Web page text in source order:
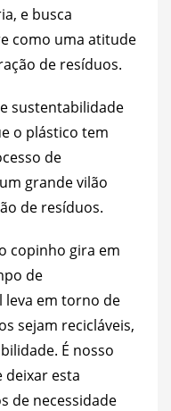
e busca
como uma atitude
de resíduos.
sustentabilidade
o plástico tem
de
grande vilão
de resíduos.
copinho gira em
de
leva em torno de
sejam recicláveis,
É nosso
deixar esta
de necessidade